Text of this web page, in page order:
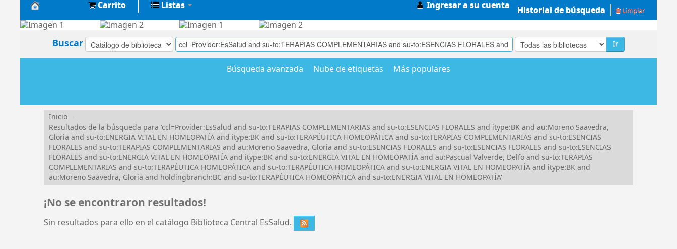
Biblioteca
Carrito Listas Ingresar a su cuenta Historial de búsqueda Limpiar
Buscar Ir
Búsqueda avanzada Nube de etiquetas Más populares
Inicio
Resultados de la búsqueda para 'ccl=Provider:EsSalud and su-to:TERAPIAS COMPLEMENTARIAS and su-to:ESENCIAS FLORALES and itype:BK and au:Moreno Saavedra,
Gloria and su-to:ENERGIA VITAL EN HOMEOPATÍA and itype:BK and su-to:TERAPÉUTICA HOMEOPÁTICA and su-to:TERAPIAS COMPLEMENTARIAS and su-to:ESENCIAS
FLORALES and su-to:TERAPIAS COMPLEMENTARIAS and au:Moreno Saavedra, Gloria and su-to:ESENCIAS FLORALES and su-to:ESENCIAS FLORALES and su-to:ESENCIAS
FLORALES and su-to:ENERGIA VITAL EN HOMEOPATÍA and itype:BK and su-to:ENERGIA VITAL EN HOMEOPATÍA and au:Pascual Valverde, Delfo and su-to:TERAPIAS
COMPLEMENTARIAS and su-to:TERAPÉUTICA HOMEOPÁTICA and su-to:TERAPÉUTICA HOMEOPÁTICA and su-to:ENERGIA VITAL EN HOMEOPATÍA and itype:BK and
au:Moreno Saavedra, Gloria and holdingbranch:BC and su-to:TERAPÉUTICA HOMEOPÁTICA and su-to:ENERGIA VITAL EN HOMEOPATÍA'
¡No se encontraron resultados!
Sin resultados para ello en el catálogo Biblioteca Central EsSalud.